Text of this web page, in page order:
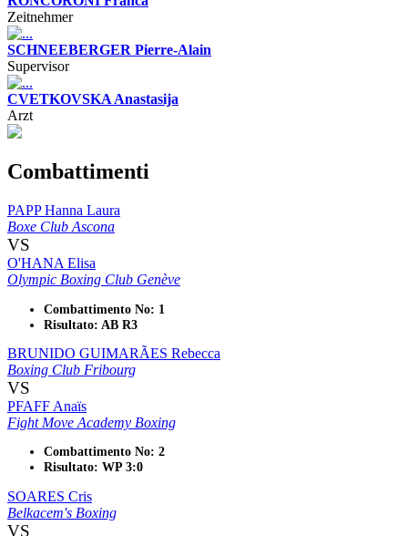
Zeitnehmer
SCHNEEBERGER Pierre-Alain
Supervisor
CVETKOVSKA Anastasija
Arzt
Combattimenti
PAPP Hanna Laura
Boxe Club Ascona
VS
O'HANA Elisa
Olympic Boxing Club Genève
Combattimento No: 1
Risultato: AB R3
BRUNIDO GUIMARÃES Rebecca
Boxing Club Fribourg
VS
PFAFF Anaïs
Fight Move Academy Boxing
Combattimento No: 2
Risultato: WP 3:0
SOARES Cris
Belkacem's Boxing
VS